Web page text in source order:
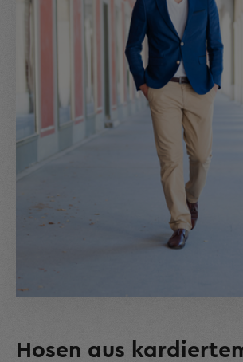
Hosen aus